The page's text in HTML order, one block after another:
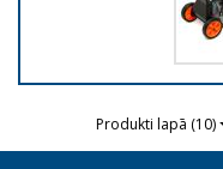
Produkti lapā (10)